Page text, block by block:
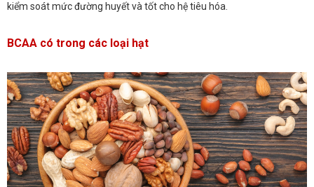
kiểm soát mức đường huyết và tốt cho hệ tiêu hóa.
BCAA có trong các loại hạt